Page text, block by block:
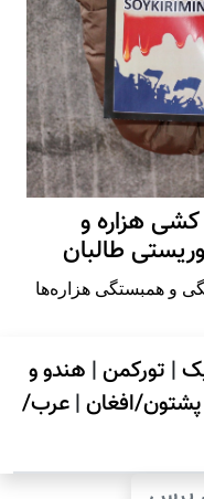
هزاره و
طالبان
و همبستگی هزاره‌ها
| تورکمن| هندو و
پشتون/افغان|عرب/